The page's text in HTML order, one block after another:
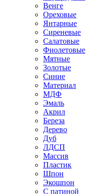
Венге
Ореховые
Янтарные
Сиреневые
Салатовые
Фиолетовые
Мятные
Золотые
Синие
Материал
МДФ
Эмаль
Акрил
Береза
Дерево
Дуб
ЛДСП
Массив
Пластик
Шпон
Экошпон
С патиной